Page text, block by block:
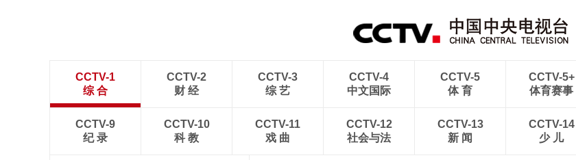
CCTV-1
综 合
CCTV-2
财 经
CCTV-3
综 艺
CCTV-4
中文国际
CCTV-5
体 育
CCTV-5+
体育赛事
CCTV-9
纪 录
CCTV-10
科 教
CCTV-11
戏 曲
CCTV-12
社会与法
CCTV-13
新 闻
CCTV-14
少 儿